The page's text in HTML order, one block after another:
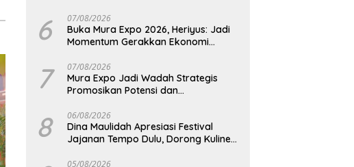
6 07/08/2026
Buka Mura Expo 2026, Heriyus: Jadi
Momentum Gerakkan Ekonomi
7 07/08/2026
Mura Expo Jadi Wadah Strategis
Promosikan Potensi dan
8 06/08/2026
Dina Maulidah Apresiasi Festival
Jajanan Tempo Dulu, Dorong Kuliner
05/08/2026